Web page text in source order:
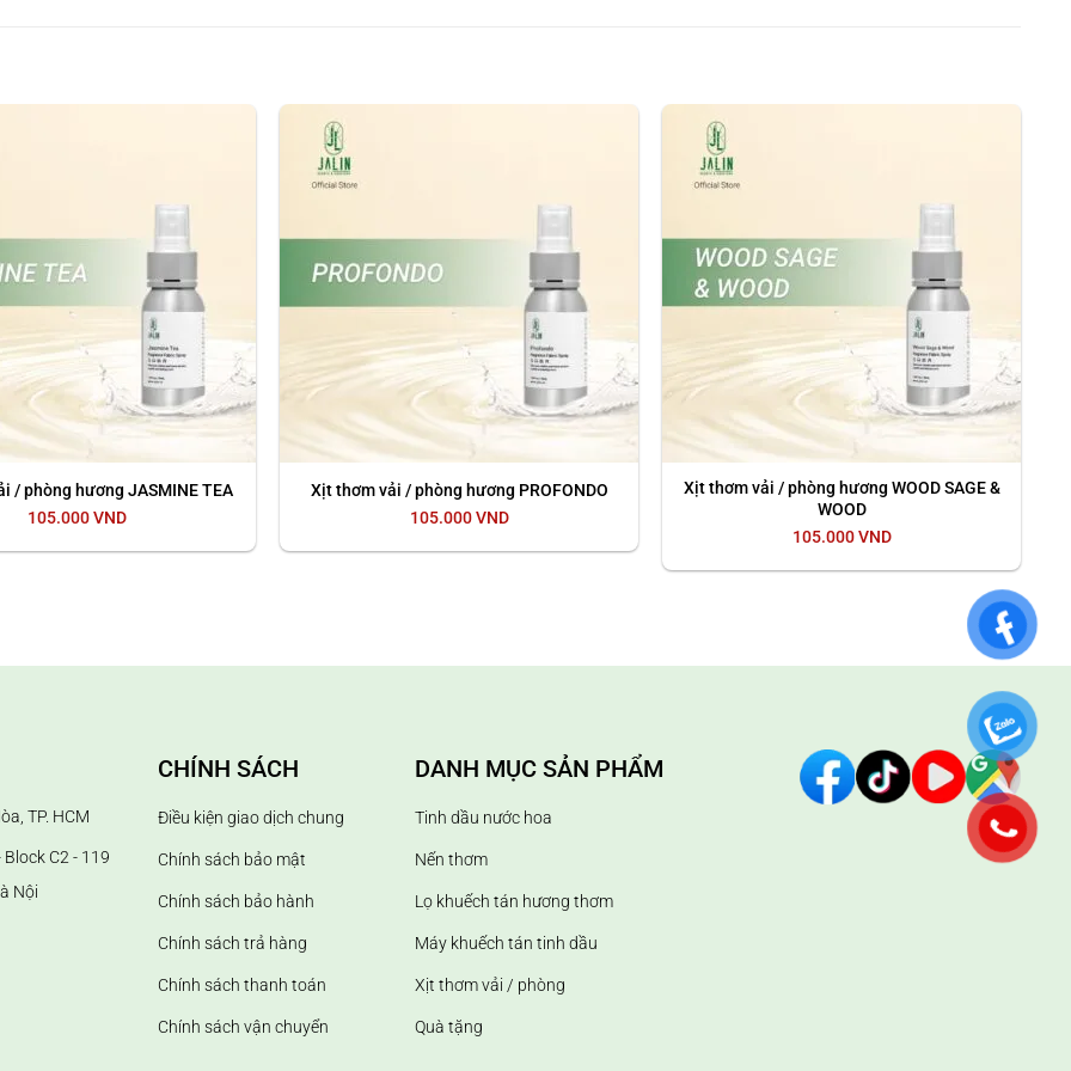
chóng loại bỏ các mùi hôi với thương thơm nhẹ nhàng và bền lâu đồng thời làm mềm và nuôi dưỡng các sợi trong
như một loại nước hoa xịt phòng hay làm mát không khí.
/ phòng hương JASMINE TEA
105.000VND
Xịt thơm vải / phòng hương PROFONDO
105.000VND
Xịt thơm vải / phòng hương WOOD SAGE &
WOOD
105.000VND
TP. HCM
Block C2 - 119
Nội
CHÍNH SÁCH
Điều kiện giao dịch chung
Chính sách bảo mật
Chính sách bảo hành
Chính sách trả hàng
Chính sách thanh toán
Chính sách vận chuyển
DANH MỤC SẢN PHẨM
Tinh dầu nước hoa
Nến thơm
Lọ khuếch tán hương thơm
Máy khuếch tán tinh dầu
Xịt thơm vải / phòng
Quà tặng